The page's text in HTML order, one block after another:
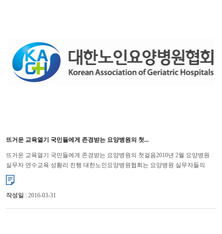
뜨거운 교육열기 국민들에게 존경받는 요양병원의 첫...
뜨거운 교육열기 국민들에게 존경받는 요양병원의 첫걸음2010년 2월 요양병원
실무자 연수교육 성황리 진행 대한노인요양병원협회는 요양병원 실무자들의
직무능력 향상을 통해 경쟁력 강화를 위해 연수교육을 대한병...
작성일 : 2016-03-31